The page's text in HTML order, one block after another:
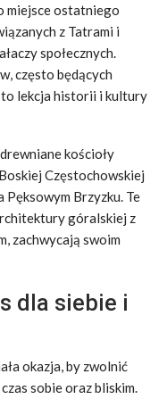
miejsce ostatniego
z Tatrami i
społecznych.
często będących
to lekcja historii i kultury
kościoły
Częstochowskiej
Pęksowym Brzyzku. Te
góralskiej z
zachwycają swoim
dla siebie i
okazja, by zwolnić
sobie oraz bliskim.